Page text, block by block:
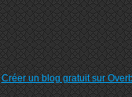
Créer un blog gratuit sur